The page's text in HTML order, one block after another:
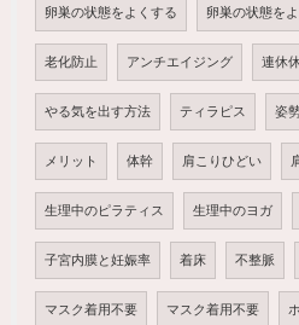
卵巣の状態をよくする 卵巣の状態を
老化防止 アンチエイジング 連休
やる気を出す方法 ティラピス 姿
メリット 体幹 肩こりひどい
生理中のピラティス 生理中のヨガ
子宮内膜と妊娠率 着床 不整脈
マスク着用不要 マスク着用不要